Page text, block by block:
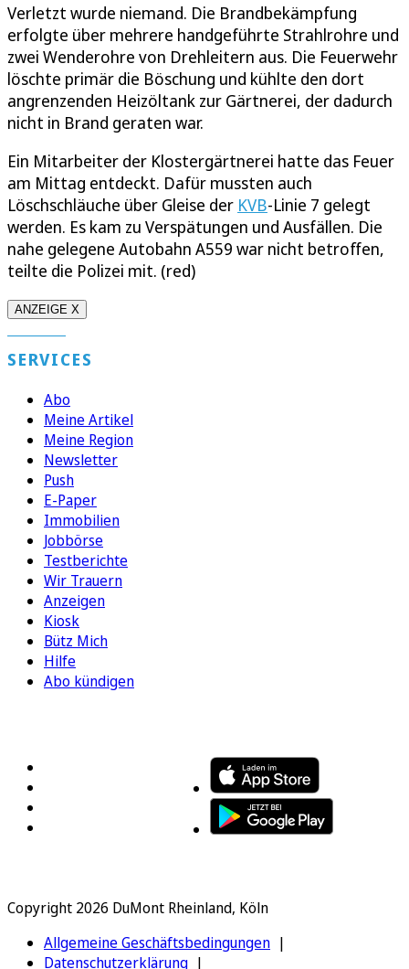
Verletzt wurde niemand. Die Brandbekämpfung
erfolgte über mehrere handgeführte Strahlrohre und
zwei Wenderohre von Drehleitern aus. Die Feuerwehr
löschte primär die Böschung und kühlte den dort
angrenzenden Heizöltank zur Gärtnerei, der dadurch
nicht in Brand geraten war.
Ein Mitarbeiter der Klostergärtnerei hatte das Feuer
am Mittag entdeckt. Dafür mussten auch
Löschschläuche über Gleise der KVB-Linie 7 gelegt
werden. Es kam zu Verspätungen und Ausfällen. Die
nahe gelegene Autobahn A559 war nicht betroffen,
teilte die Polizei mit. (red)
ANZEIGE X
SERVICES
Abo
Meine Artikel
Meine Region
Newsletter
Push
E-Paper
Immobilien
Jobbörse
Testberichte
Wir Trauern
Anzeigen
Kiosk
Bütz Mich
Hilfe
Abo kündigen
Copyright 2026 DuMont Rheinland, Köln
Allgemeine Geschäftsbedingungen
Datenschutzerklärung